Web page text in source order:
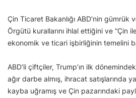
Çin Ticaret Bakanlığı ABD’nin
Örgütü kurallarını ihlal ettiğini ve “Çin
ekonomik ve ticari işbirliğinin temelini
ABD’li çiftçiler, Trump’ın ilk
ağır darbe almış, ihracat satışlarında
kayba uğramış ve Çin pazarındaki